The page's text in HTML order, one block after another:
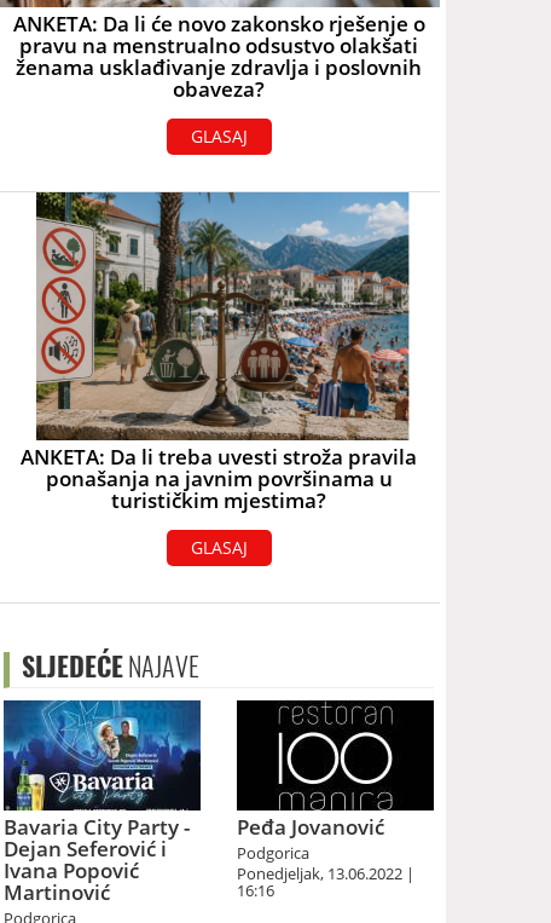
ANKETA: Da li će novo zakonsko rješenje o
pravu na menstrualno odsustvo olakšati
ženama usklađivanje zdravlja i poslovnih
obaveza?
GLASAJ
ANKETA: Da li treba uvesti stroža pravila
ponašanja na javnim površinama u
turističkim mjestima?
GLASAJ
SLJEDEĆENAJAVE
Bavaria City Party -
Dejan Seferović i
Ivana Popović
Martinović
Podgorica
Peđa Jovanović
Podgorica
Ponedjeljak, 13.06.2022 |
16:16